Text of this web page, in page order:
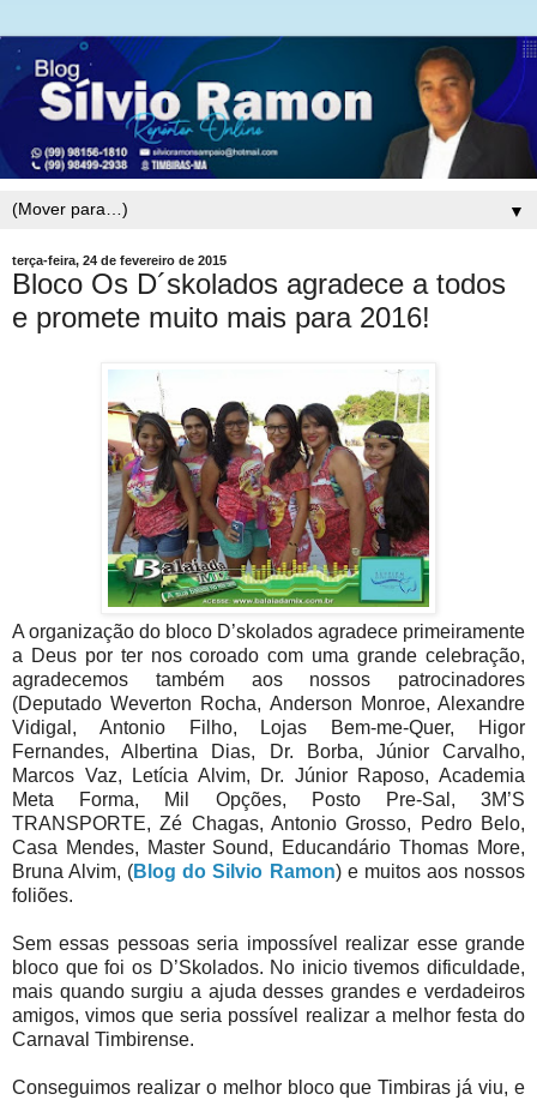
▼
terça-feira, 24 de fevereiro de 2015
Bloco Os D´skolados agradece a todos
e promete muito mais para 2016!
A organização do bloco D’skolados agradece primeiramente
a Deus por ter nos coroado com uma grande celebração,
agradecemos também aos nossos patrocinadores
(Deputado Weverton Rocha, Anderson Monroe, Alexandre
Vidigal, Antonio Filho, Lojas Bem-me-Quer, Higor
Fernandes, Albertina Dias, Dr. Borba, Júnior Carvalho,
Marcos Vaz, Letícia Alvim, Dr. Júnior Raposo, Academia
Meta Forma, Mil Opções, Posto Pre-Sal, 3M’S
TRANSPORTE, Zé Chagas, Antonio Grosso, Pedro Belo,
Casa Mendes, Master Sound, Educandário Thomas More,
Bruna Alvim, (Blog do Silvio Ramon) e muitos aos nossos
foliões.
Sem essas pessoas seria impossível realizar esse grande
bloco que foi os D’Skolados. No inicio tivemos dificuldade,
mais quando surgiu a ajuda desses grandes e verdadeiros
amigos, vimos que seria possível realizar a melhor festa do
Carnaval Timbirense.
Conseguimos realizar o melhor bloco que Timbiras já viu, e